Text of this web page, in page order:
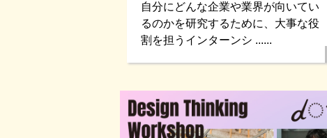
自分にどんな企業や業界が向いてい
るのかを研究するために、大事な役
割を担うインターンシ ......